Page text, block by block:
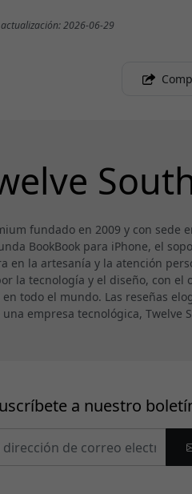
2026-06-29
fundado en 2009 y con sede
BookBook para iPhone, el
en la artesanía y la atención
la tecnología y el diseño, con
todo el mundo. Las reseñas
empresa tecnológica,
a nuestro